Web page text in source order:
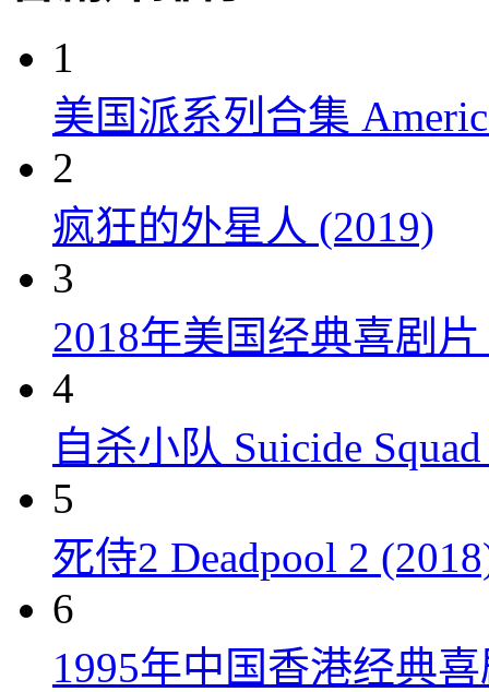
1
美国派系列合集
2
疯狂的外星人 (2019)
3
2018年美国经典喜剧
4
自杀小队 Suicide
5
死侍2 Deadpool 2
6
1995年中国香港经典